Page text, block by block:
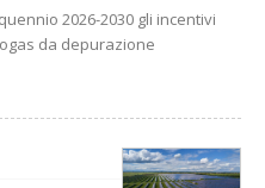
2026-2030 gli incentivi
da depurazione